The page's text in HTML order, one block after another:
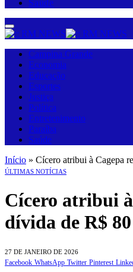
Saúde
Campina Grande
Economia
Educação
Esportes
Justiça
Política
Entretenimento
Paraíba
Saúde
Início » Cícero atribui à Cagepa
ÚLTIMAS NOTÍCIAS
Cícero atribui
dívida de R$
27 DE JANEIRO DE 2026
Facebook WhatsApp Twitter Pinterest